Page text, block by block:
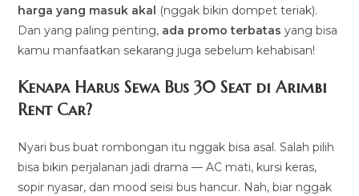
harga yang masuk akal (nggak bikin dompet teriak).
Dan yang paling penting, ada promo terbatas yang bisa
kamu manfaatkan sekarang juga sebelum kehabisan!
Kenapa Harus Sewa Bus 30 Seat di Arimbi
Rent Car?
Nyari bus buat rombongan itu nggak bisa asal. Salah pilih
bisa bikin perjalanan jadi drama — AC mati, kursi keras,
sopir nyasar, dan mood seisi bus hancur. Nah, biar nggak